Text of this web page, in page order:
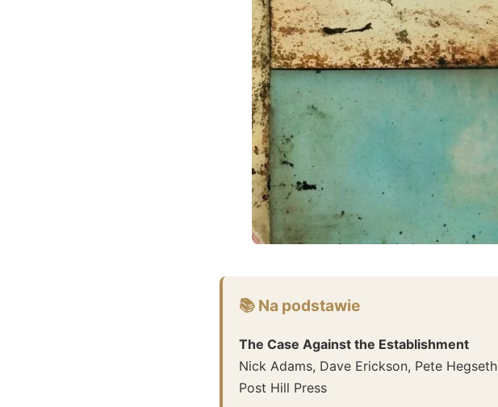
📚 Na podstawie
The Case Against the Establishment
Nick Adams, Dave Erickson, Pete Hegseth
Post Hill Press